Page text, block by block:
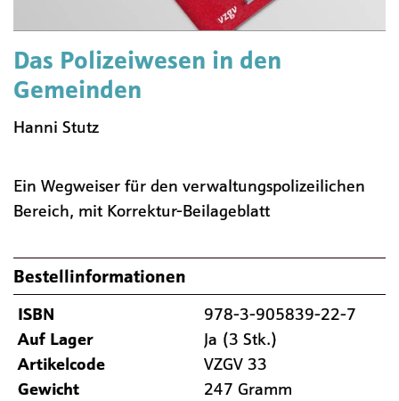
Das Polizeiwesen in den
Gemeinden
Hanni Stutz
Ein Wegweiser für den verwaltungspolizeilichen
Bereich, mit Korrektur-Beilageblatt
Bestellinformationen
ISBN
978-3-905839-22-7
Auf Lager
Ja (3 Stk.)
Artikelcode
VZGV 33
Gewicht
247 Gramm